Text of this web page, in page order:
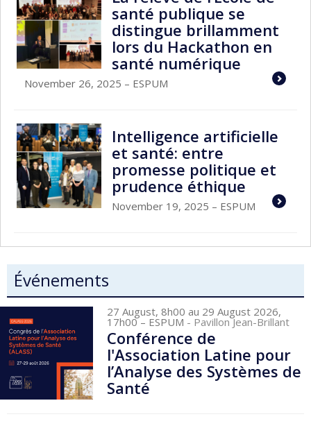
santé publique se
distingue brillamment
lors du Hackathon en
santé numérique
November 26, 2025 – ESPUM
Intelligence artificielle
et santé: entre
promesse politique et
prudence éthique
November 19, 2025 – ESPUM
Événements
27 August, 8h00 au 29 August 2026,
17h00– ESPUM - Pavillon Jean-Brillant
Conférence de
l'Association Latine pour
l’Analyse des Systèmes de
Santé